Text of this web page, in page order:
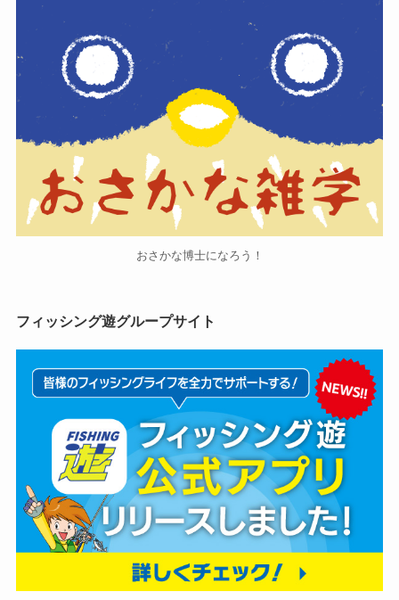
おさかな博士になろう！
フィッシング遊グループサイト